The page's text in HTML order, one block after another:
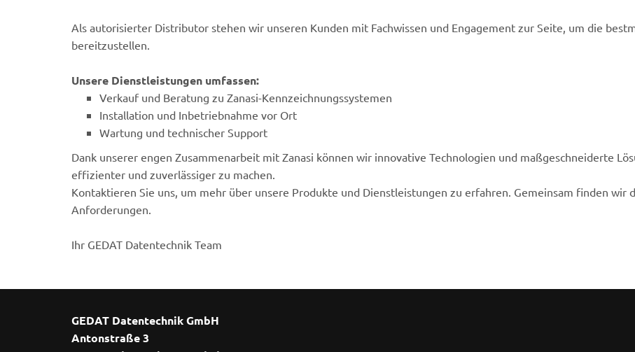
Als autorisierter Distributor stehen wir unseren Kunden mit Fachwissen und Engagement zur Seite, um die
bereitzustellen.
Unsere Dienstleistungen umfassen:
Verkauf und Beratung zu Zanasi-Kennzeichnungssystemen
Installation und Inbetriebnahme vor Ort
Wartung und technischer Support
Dank unserer engen Zusammenarbeit mit Zanasi können wir innovative Technologien und maßgeschneiderte
effizienter und zuverlässiger zu machen.
Kontaktieren Sie uns, um mehr über unsere Produkte und Dienstleistungen zu erfahren. Gemeinsam finden wir
Anforderungen.
Ihr GEDAT Datentechnik Team
GEDAT Datentechnik GmbH
Antonstraße 3